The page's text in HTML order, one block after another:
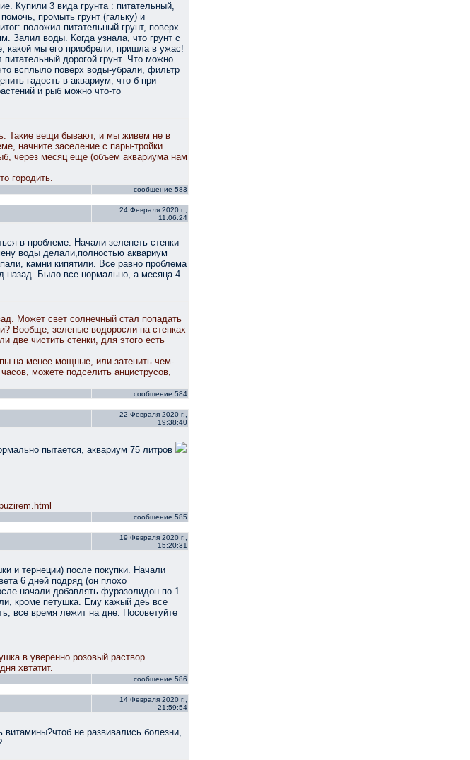
Купили 3 вида грунта : питательный,
промыть грунт (гальку) и
положил питательный грунт, поверх
Залил воды. Когда узнала, что грунт с
какой мы его приобрели, пришла в ужас!
дорогой грунт. Что можно
всплыло поверх воды-убрали, фильтр
гадость в аквариум, что б при
и рыб можно что-то
Такие вещи бывают, и мы живем не в
начните заселение с пары-тройки
через месяц еще (объем аквариума нам
городить.
сообщение 583
24 Февраля 2020 г.,
11:06:24
в проблеме. Начали зеленеть стенки
воды делали,полностью аквариум
камни кипятили. Все равно проблема
назад. Было все нормально, а месяца 4
Может свет солнечный стал попадать
Вообще, зеленые водоросли на стенках
две чистить стенки, для этого есть
на менее мощные, или затенить чем-
можете подселить анциструсов,
сообщение 584
22 Февраля 2020 г.,
19:38:40
пытается, аквариум 75 литров
сообщение 585
19 Февраля 2020 г.,
15:20:31
и тернеции) после покупки. Начали
6 дней подряд (он плохо
начали добавлять фуразолидон по 1
кроме петушка. Ему кажый деь все
все время лежит на дне. Посоветуйте
в уверенно розовый раствор
хвтатит.
сообщение 586
14 Февраля 2020 г.,
21:59:54
не развивались болезни,